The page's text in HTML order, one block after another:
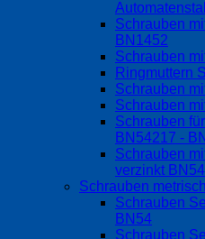
Schrauben
BN1452
Schrauben
Ringmuttern
Schrauben
Schrauben
Schrauben
BN54217 -
Schrauben
verzinkt
Schrauben
Schrauben
BN54
Schrauben